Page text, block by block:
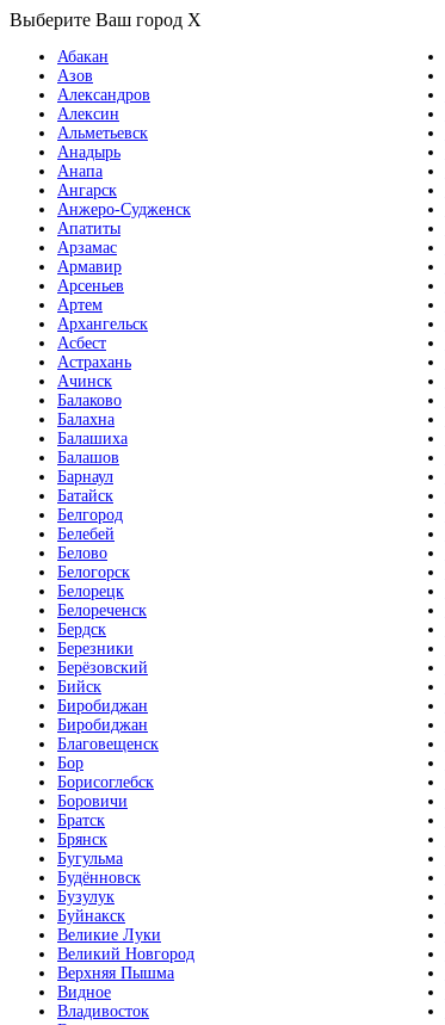
Выберите Ваш город X
Абакан
Азов
Александров
Алексин
Альметьевск
Анадырь
Анапа
Ангарск
Анжеро-Судженск
Апатиты
Арзамас
Армавир
Арсеньев
Артем
Архангельск
Асбест
Астрахань
Ачинск
Балаково
Балахна
Балашиха
Балашов
Барнаул
Батайск
Белгород
Белебей
Белово
Белогорск
Белорецк
Белореченск
Бердск
Березники
Берёзовский
Бийск
Биробиджан
Биробиджан
Благовещенск
Бор
Борисоглебск
Боровичи
Братск
Брянск
Бугульма
Будённовск
Бузулук
Буйнакск
Великие Луки
Великий Новгород
Верхняя Пышма
Видное
Владивосток